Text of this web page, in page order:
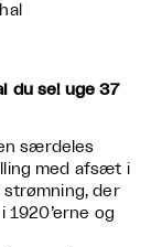
du se! uge 37
særdeles
med afsæt i
der
1920’erne og